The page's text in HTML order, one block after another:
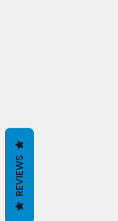
REVIEWS